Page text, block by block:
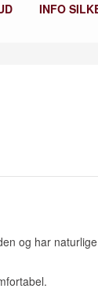
INFO
og har